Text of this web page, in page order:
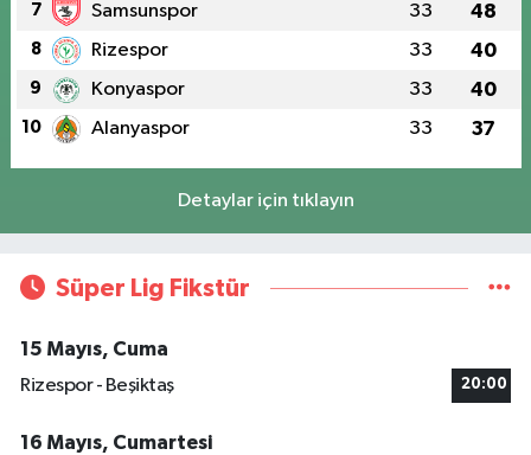
7 Samsunspor 33 48
8 Rizespor 33 40
9 Konyaspor 33 40
10 Alanyaspor 33 37
Detaylar için tıklayın
Süper Lig Fikstür
15 Mayıs, Cuma
Rizespor - Beşiktaş
20:00
16 Mayıs, Cumartesi